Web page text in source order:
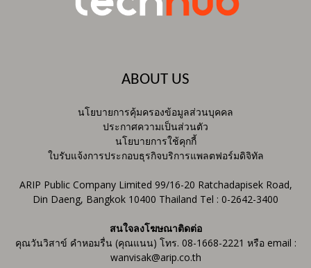
ABOUT US
นโยบายการคุ้มครองข้อมูลส่วนบุคคล
ประกาศความเป็นส่วนตัว
นโยบายการใช้คุกกี้
ใบรับแจ้งการประกอบธุรกิจบริการแพลตฟอร์มดิจิทัล
ARIP Public Company Limited 99/16-20 Ratchadapisek Road,
Din Daeng, Bangkok 10400 Thailand Tel : 0-2642-3400
สนใจลงโฆษณาติดต่อ
คุณวันวิสาข์ คำหอมรื่น (คุณแนน) โทร. 08-1668-2221 หรือ email :
wanvisak@arip.co.th